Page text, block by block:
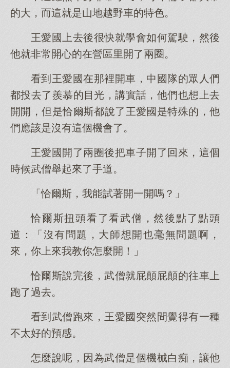
的大，而這就是山地越野車的特色。
王愛國上去後很快就學會如何駕駛，然後
他就非常開心的在營區里開了兩圈。
看到王愛國在那裡開車，中國隊的眾人們
都投去了羨慕的目光，講實話，他們也想上去
開開，但是恰爾斯都說了王愛國是特殊的，他
們應該是沒有這個機會了。
王愛國開了兩圈後把車子開了回來，這個
時候武僧舉起來了手道。
「恰爾斯，我能試著開一開嗎？」
恰爾斯扭頭看了看武僧，然後點了點頭
道：「沒有問題，大師想開也毫無問題啊，
來，你上來我教你怎麼開！」
恰爾斯說完後，武僧就屁顛屁顛的往車上
跑了過去。
看到武僧跑來，王愛國突然間覺得有一種
不太好的預感。
怎麼說呢，因為武僧是個機械白痴，讓他